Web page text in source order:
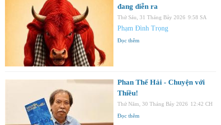
đang diễn ra
Thứ Sáu, 31 Tháng Bảy 2026 9:58 SA
Phạm Đình Trọng
Đọc thêm
Phan Thế Hải - Chuyện với
Thiều!
Thứ Năm, 30 Tháng Bảy 2026 12:42 CH
Đọc thêm